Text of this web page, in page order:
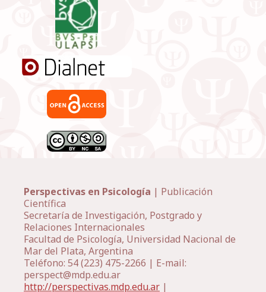
Perspectivas en Psicología | Publicación
Científica
Secretaría de Investigación, Postgrado y
Relaciones Internacionales
Facultad de Psicología, Universidad Nacional de
Mar del Plata, Argentina
Teléfono: 54 (223) 475-2266 | E-mail:
perspect@mdp.edu.ar
http://perspectivas.mdp.edu.ar |